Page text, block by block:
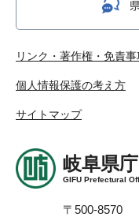
リンク・著作権・免責事
個人情報保護の考え方
サイトマップ
岐阜県庁
GIFU Prefectural
〒500-8570